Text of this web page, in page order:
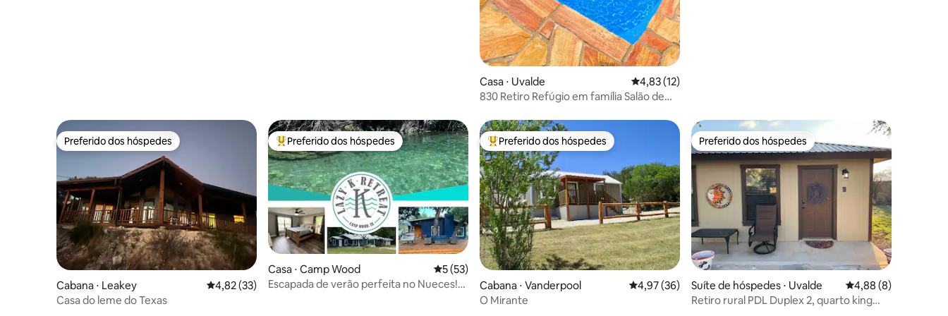
Casa ⋅ Uvalde 4,83 de uma avaliação média de 5, 12 avaliações
4,83 (12)
830 Retiro Refúgio em família Salão de
Preferido dos hóspedes
Preferido dos hóspedes
Cabana ⋅ Leakey 4,82 de uma avaliação média de 5, 33 avaliações
4,82 (33)
Casa do leme do Texas
Entre os melhores preferidos dos hóspedes
Preferido dos hóspedes
Casa ⋅ Camp Wood 5 de uma avaliação média de 5, 53 avaliações
5 (53)
Escapada de verão perfeita no Nueces!
Entre os melhores preferidos dos hóspedes
Preferido dos hóspedes
Cabana ⋅ Vanderpool 4,97 de uma avaliação média de 5, 36 avaliações
4,97 (36)
O Mirante
Preferido dos hóspedes
Preferido dos hóspedes
Suíte de hóspedes ⋅ Uvalde 4,88 de uma
4,88 (8)
Retiro rural PDL Duplex 2, quarto king